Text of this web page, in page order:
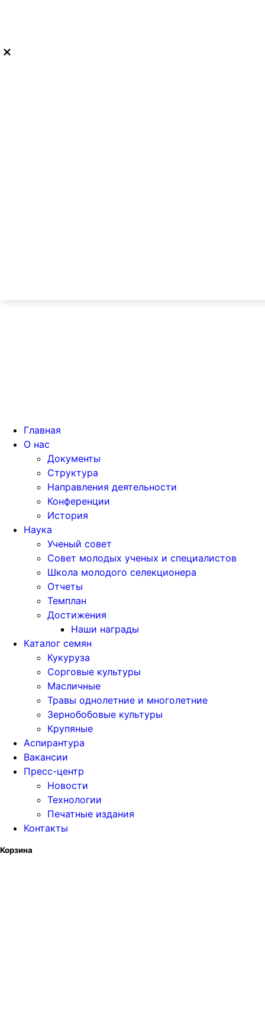
Главная
О нас
Документы
Структура
Направления деятельности
Конференции
История
Наука
Ученый совет
Совет молодых ученых и специалистов
Школа молодого селекционера
Отчеты
Темплан
Достижения
Наши награды
Каталог семян
Кукуруза
Сорговые культуры
Масличные
Травы однолетние и многолетние
Зернобобовые культуры
Крупяные
Аспирантура
Вакансии
Пресс-центр
Новости
Технологии
Печатные издания
Контакты
Корзина